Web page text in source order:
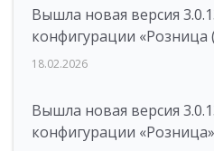
Вышла новая версия
конфигурации «Розница
18.02.2026
Вышла новая версия
конфигурации «Розница»